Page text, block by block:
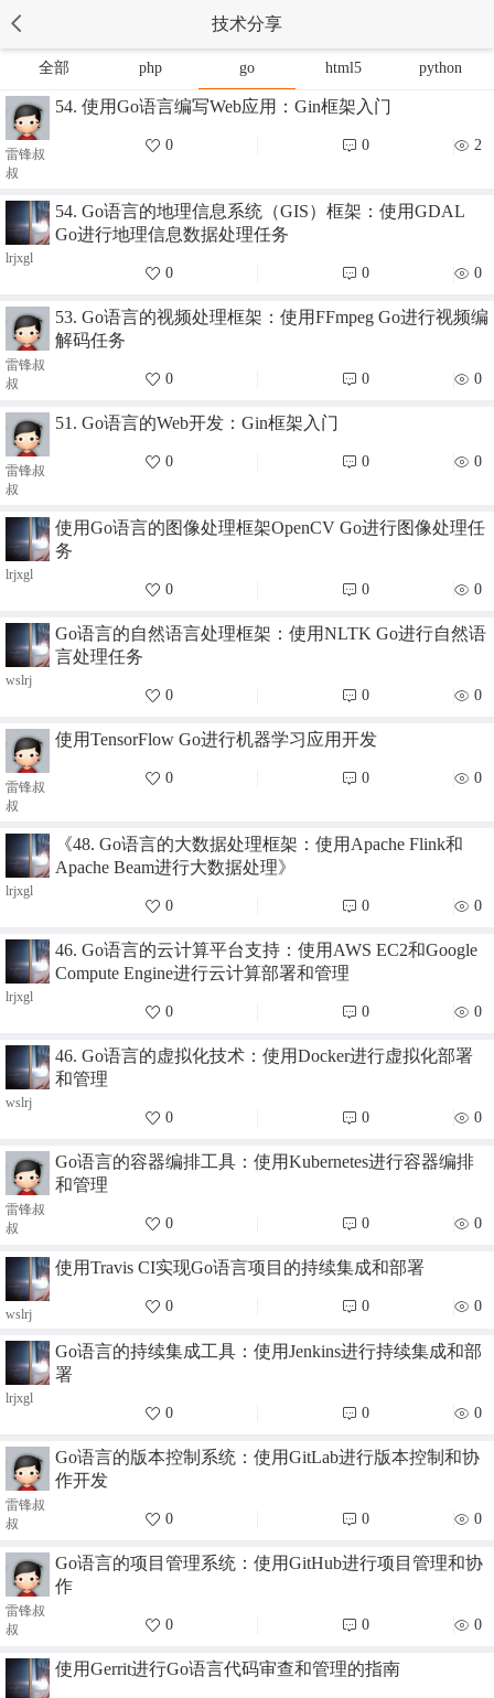
技术分享
全部 php go html5 python
雷锋叔
叔
54. 使用Go语言编写Web应用：Gin框架入门
0 0 2
lrjxgl
54. Go语言的地理信息系统（GIS）框架：使用GDAL
Go进行地理信息数据处理任务
0 0 0
雷锋叔
叔
53. Go语言的视频处理框架：使用FFmpeg Go进行视频编
解码任务
0 0 0
雷锋叔
叔
51. Go语言的Web开发：Gin框架入门
0 0 0
lrjxgl
使用Go语言的图像处理框架OpenCV Go进行图像处理任
务
0 0 0
wslrj
Go语言的自然语言处理框架：使用NLTK Go进行自然语
言处理任务
0 0 0
雷锋叔
叔
使用TensorFlow Go进行机器学习应用开发
0 0 0
lrjxgl
《48. Go语言的大数据处理框架：使用Apache Flink和
Apache Beam进行大数据处理》
0 0 0
lrjxgl
46. Go语言的云计算平台支持：使用AWS EC2和Google
Compute Engine进行云计算部署和管理
0 0 0
wslrj
46. Go语言的虚拟化技术：使用Docker进行虚拟化部署
和管理
0 0 0
雷锋叔
叔
Go语言的容器编排工具：使用Kubernetes进行容器编排
和管理
0 0 0
wslrj
使用Travis CI实现Go语言项目的持续集成和部署
0 0 0
lrjxgl
Go语言的持续集成工具：使用Jenkins进行持续集成和部
署
0 0 0
雷锋叔
叔
Go语言的版本控制系统：使用GitLab进行版本控制和协
作开发
0 0 0
雷锋叔
叔
Go语言的项目管理系统：使用GitHub进行项目管理和协
作
0 0 0
使用Gerrit进行Go语言代码审查和管理的指南